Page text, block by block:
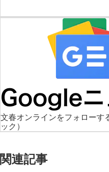
文春オンラインをフォローす
ック）
関連記事